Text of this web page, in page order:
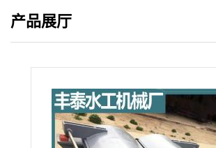
产品展厅